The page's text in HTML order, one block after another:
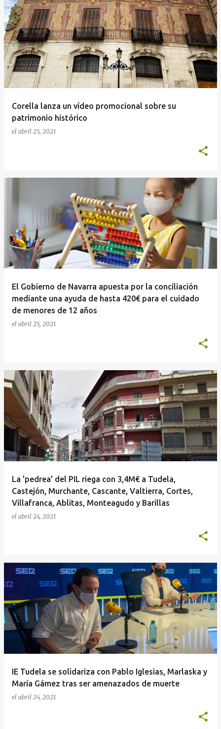
Corella lanza un vídeo promocional sobre su
patrimonio histórico
el abril 25, 2021
El Gobierno de Navarra apuesta por la conciliación
mediante una ayuda de hasta 420€ para el cuidado
de menores de 12 años
el abril 25, 2021
La 'pedrea' del PIL riega con 3,4M€ a Tudela,
Castejón, Murchante, Cascante, Valtierra, Cortes,
Villafranca, Ablitas, Monteagudo y Barillas
el abril 24, 2021
IE Tudela se solidariza con Pablo Iglesias, Marlaska y
María Gámez tras ser amenazados de muerte
el abril 24, 2021